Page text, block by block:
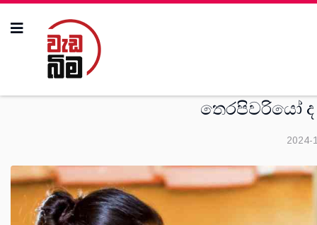
තෙරපිවරියෝ
2024-